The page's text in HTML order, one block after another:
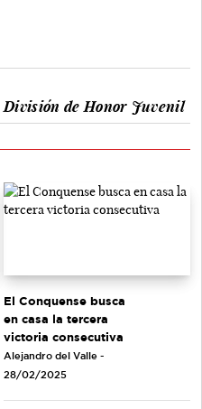
División de Honor Juvenil
El Conquense busca
en casa la tercera
victoria consecutiva
Alejandro del Valle -
28/02/2025